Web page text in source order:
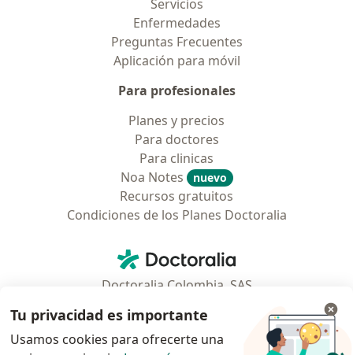
Servicios
Enfermedades
Preguntas Frecuentes
Aplicación para móvil
Para profesionales
Planes y precios
Para doctores
Para clinicas
Noa Notes
nuevo
Recursos gratuitos
Condiciones de los Planes Doctoralia
Doctoralia - Página de inicio
Doctoralia Colombia, SAS
Municipio: Bogotá D.C., Colombia
Tu privacidad es importante
Usamos cookies para ofrecerte una